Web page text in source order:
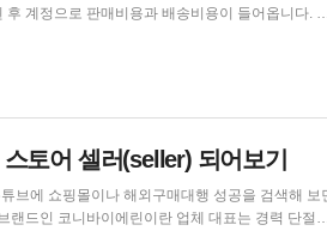
토어 셀러(seller) 되어보기